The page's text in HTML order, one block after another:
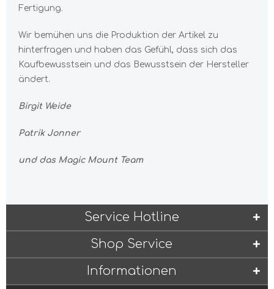
Fertigung.
Wir bemühen uns die Produktion der Artikel zu
hinterfragen und haben das Gefühl, dass sich das
Kaufbewusstsein und das Bewusstsein der Hersteller
ändert.
Birgit Weide
Patrik Jonner
und das Magic Mount Team
Service Hotline
Shop Service
Informationen